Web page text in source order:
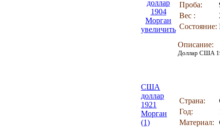
увеличить
Проба:
Вес :
Состояние:
Описание:
Доллар США
США
доллар
1921
Морган
(1)
Страна:
Год:
Материал: